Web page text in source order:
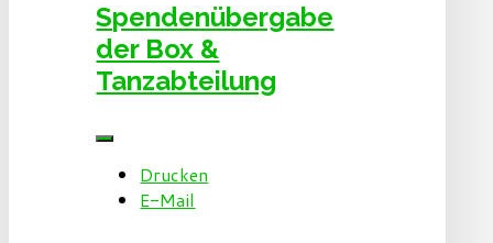
Spendenübergabe
der Box &
Tanzabteilung
Drucken
E-Mail